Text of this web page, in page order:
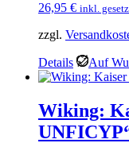
26,95 € inkl.
zzgl.
Details Auf
Wiking: